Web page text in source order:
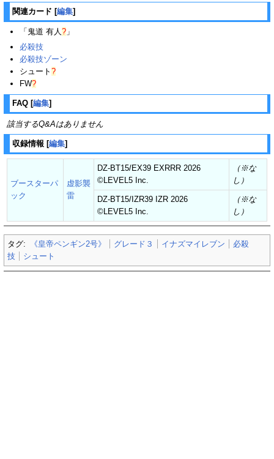
関連カード [編集]
「 鬼道 有人? 」
必殺技
必殺技ゾーン
シュート ?
FW?
FAQ [編集]
該当するQ&Aはありません
収録情報 [編集]
ブースターパ
ック
虚影襲
雷
DZ-BT15/EX39 EXRRR 2026
©︎LEVEL5 Inc.
（※な
し）
DZ-BT15/IZR39 IZR 2026
©︎LEVEL5 Inc.
（※な
し）
タグ: 《皇帝ペンギン2号》 グレード３ イナズマイレブン
必殺
技
シュート